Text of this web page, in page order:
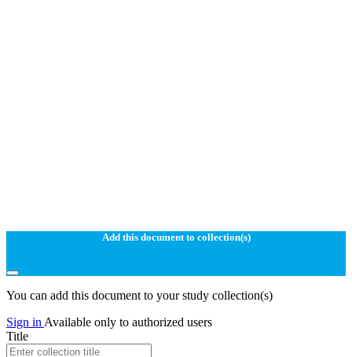
Add this document to collection(s)
You can add this document to your study collection(s)
Sign in Available only to authorized users
Title